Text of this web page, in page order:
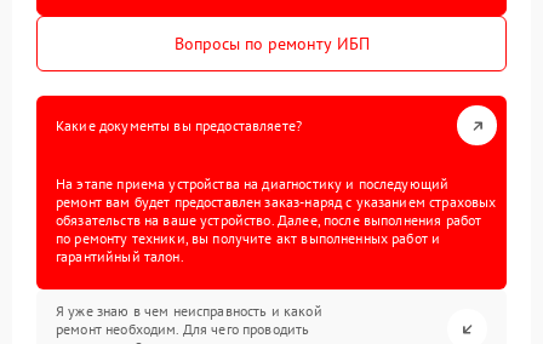
Вопросы по ремонту ИБП
Какие документы вы предоставляете?
На этапе приема устройства на диагностику и последующий
ремонт вам будет предоставлен заказ-наряд с указанием страховых
обязательств на ваше устройство. Далее, после выполнения работ
по ремонту техники, вы получите акт выполненных работ и
гарантийный талон.
Я уже знаю в чем неисправность и какой
ремонт необходим. Для чего проводить